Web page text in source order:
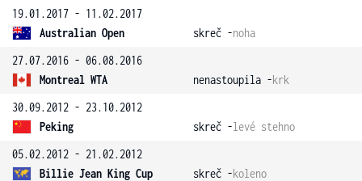
19.01.2017 - 11.02.2017
Australian Open
skreč -noha
27.07.2016 - 06.08.2016
Montreal WTA
nenastoupila -krk
30.09.2012 - 23.10.2012
Peking
skreč -levé stehno
05.02.2012 - 21.02.2012
Billie Jean King Cup
skreč -koleno